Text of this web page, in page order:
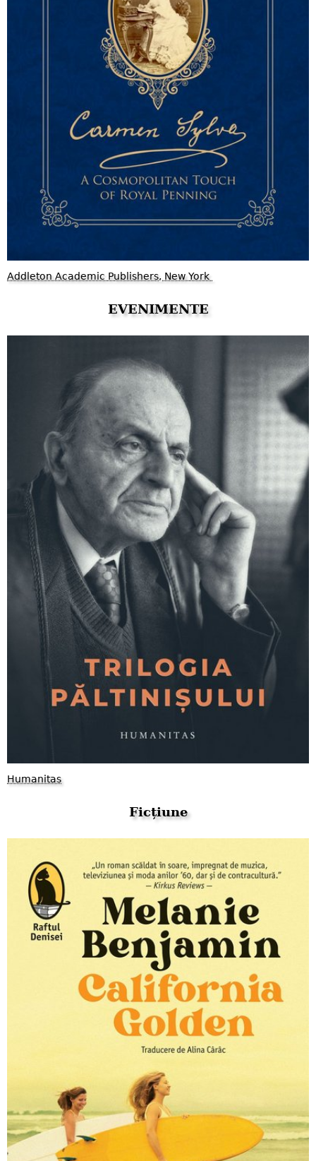
Addleton Academic Publishers, New York
EVENIMENTE
Humanitas
Ficțiune